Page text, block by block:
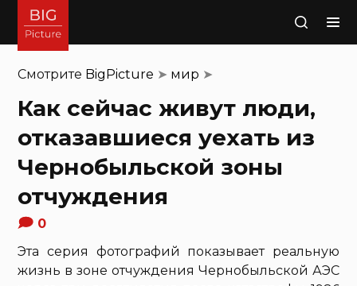
Поиск
Смотрите BigPicture ➤ мир ➤
Как сейчас живут люди,
отказавшиеся уехать из
Чернобыльской зоны
отчуждения
0
Эта серия фотографий показывает реальную
жизнь в зоне отчуждения Чернобыльской АЭС